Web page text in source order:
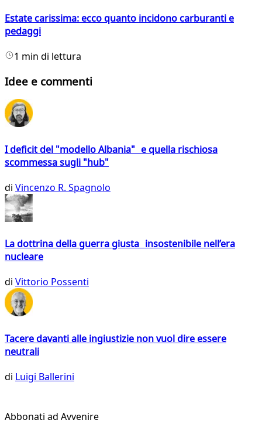
Estate carissima: ecco quanto incidono carburanti e
pedaggi
1 min di lettura
Idee e commenti
I deficit del "modello Albania" e quella rischiosa
scommessa sugli "hub"
di Vincenzo R. Spagnolo
La dottrina della guerra giusta insostenibile nell’era
nucleare
di Vittorio Possenti
Tacere davanti alle ingiustizie non vuol dire essere
neutrali
di Luigi Ballerini
Abbonati ad Avvenire